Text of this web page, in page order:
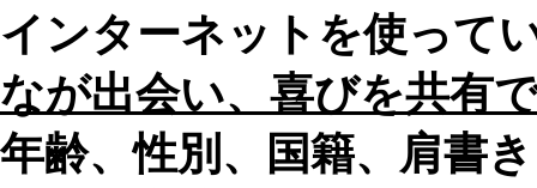
インターネットを使って
なが出会い、喜びを共有
年齢、性別、国籍、肩書